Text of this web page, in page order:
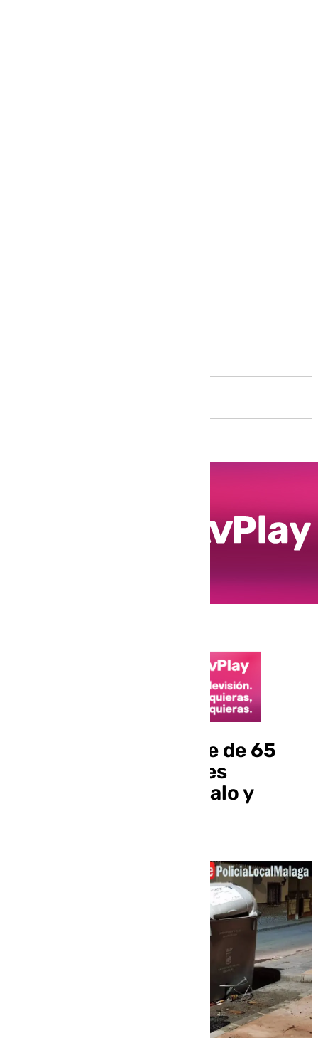
Detienen a un hombre de 65
años por incendiar tres
contenedores en El Palo y